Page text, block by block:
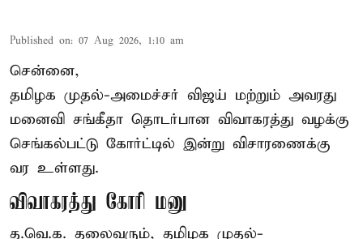
Published on: 07 Aug 2026, 1:10 am
சென்னை,
தமிழக முதல்-அமைச்சர் விஜய் மற்றும் அவரது
மனைவி சங்கீதா தொடர்பான விவாகரத்து வழக்கு
செங்கல்பட்டு கோர்ட்டில் இன்று விசாரணைக்கு
வர உள்ளது.
விவாகரத்து கோரி மனு
த.வெ.க. தலைவரும், தமிழக முதல்-